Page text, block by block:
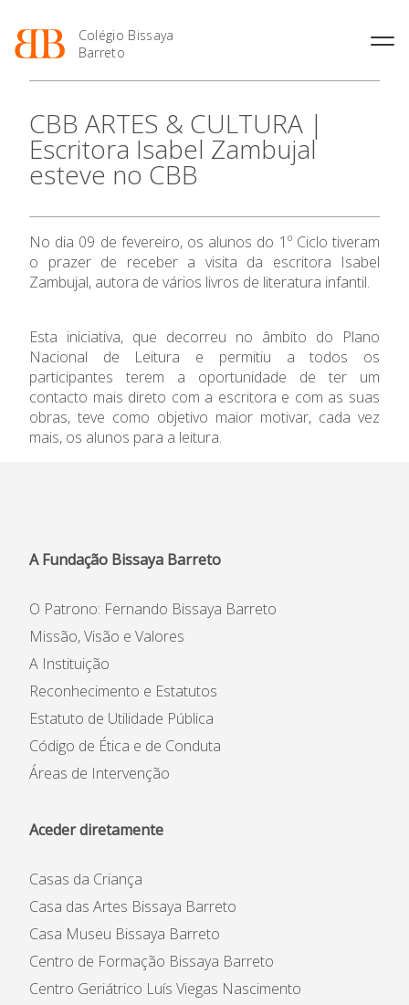
Colégio Bissaya
Barreto
O Colégio
Projeto Educativo
Organização
Colaboradores Docentes
Instalações
Ofertas de emprego
Jornal “O Coreto”
Privacidade
Oferta Formativa
Enriquecimento Curricular
Oferta Curricular
Atividades Extracurriculares
Atividades de Interrupção
Letiva
Academia de LínguasEnsino Profissional
Profissionais
Matrículas
Horários e Manuais
Termalismo
Curso de Técnico/a de Apoio
à Família e à Comunidade
Ofertas de Emprego
Ano Letivo
2027
Calendários
Portal do Professor
de Educação
SIGE
Secretariado de Exames
Admissão
Informações
CBB ARTES & CULTURA |
Escritora Isabel Zambujal
esteve no CBB
No dia 09 de fevereiro, os alunos do 1º Ciclo tiveram
o prazer de receber a visita da escritora Isabel
Zambujal, autora de vários livros de literatura infantil.
Esta iniciativa, que decorreu no âmbito do Plano
Nacional de Leitura e permitiu a todos os
participantes terem a oportunidade de ter um
contacto mais direto com a escritora e com as suas
obras, teve como objetivo maior motivar, cada vez
mais, os alunos para a leitura.
A Fundação Bissaya Barreto
O Patrono: Fernando Bissaya Barreto
Missão, Visão e Valores
A Instituição
Reconhecimento e Estatutos
Estatuto de Utilidade Pública
Código de Ética e de Conduta
Áreas de Intervenção
Aceder diretamente
Casas da Criança
Casa das Artes Bissaya Barreto
Casa Museu Bissaya Barreto
Centro de Formação Bissaya Barreto
Centro Geriátrico Luís Viegas Nascimento